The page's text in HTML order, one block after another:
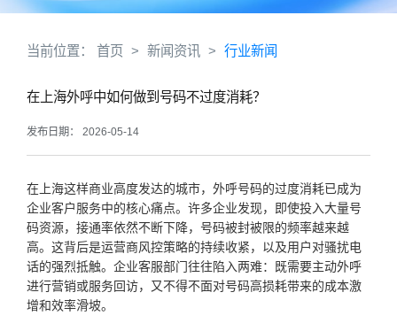
当前位置： 首页 > 新闻资讯 > 行业新闻
在上海外呼中如何做到号码不过度消耗？
发布日期： 2026-05-14
在上海这样商业高度发达的城市，外呼号码的过度消耗已成为
企业客户服务中的核心痛点。许多企业发现，即使投入大量号
码资源，接通率依然不断下降，号码被封被限的频率越来越
高。这背后是运营商风控策略的持续收紧，以及用户对骚扰电
话的强烈抵触。企业客服部门往往陷入两难：既需要主动外呼
进行营销或服务回访，又不得不面对号码高损耗带来的成本激
增和效率滑坡。